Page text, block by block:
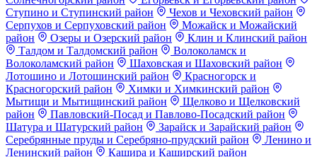
Ступино и Ступинский район
Чехов и Чеховский район
Серпухов и Серпуховский район
Можайск и Можайский
район
Озеры и Озерский район
Клин и Клинский район
Талдом и Талдомский район
Волоколамск и
Волоколамский район
Шаховская и Шаховский район
Лотошино и Лотошинский район
Красногорск и
Красногорский район
Химки и Химкинский район
Мытищи и Мытищинский район
Щелково и Щелковский
район
Павловский-Посад и Павлово-Посадский район
Шатура и Шатурский район
Зарайск и Зарайский район
Серебрянные пруды и Серебряно-прудский район
Ленино и
Ленинский район
Кашира и Каширский район